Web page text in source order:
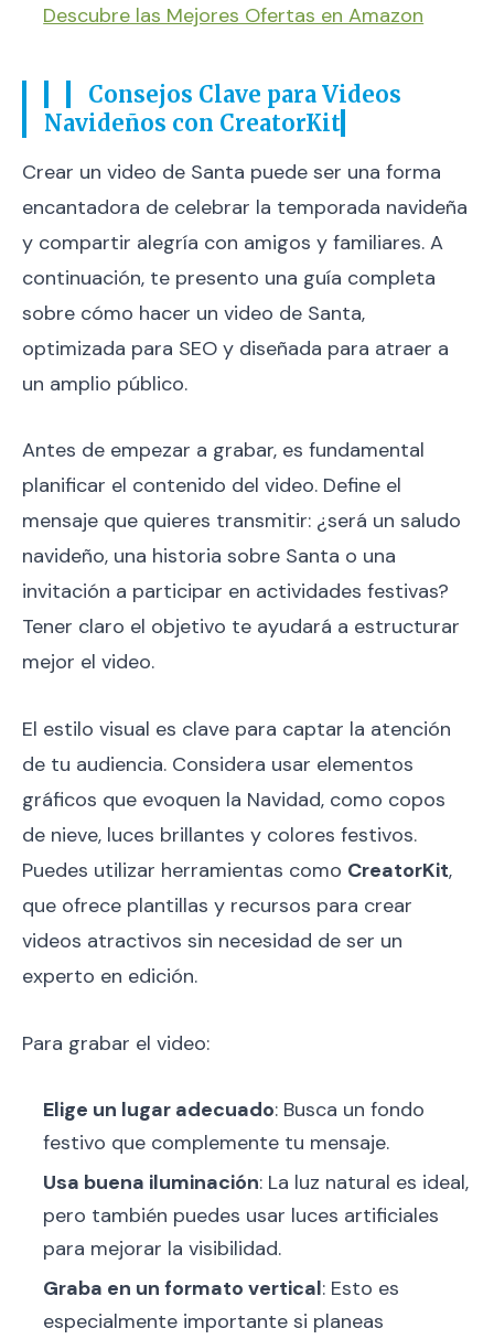
Descubre las Mejores Ofertas en Amazon
Consejos Clave para Videos
Navideños con CreatorKit
Crear un video de Santa puede ser una forma
encantadora de celebrar la temporada navideña
y compartir alegría con amigos y familiares. A
continuación, te presento una guía completa
sobre cómo hacer un video de Santa,
optimizada para SEO y diseñada para atraer a
un amplio público.
Antes de empezar a grabar, es fundamental
planificar el contenido del video. Define el
mensaje que quieres transmitir: ¿será un saludo
navideño, una historia sobre Santa o una
invitación a participar en actividades festivas?
Tener claro el objetivo te ayudará a estructurar
mejor el video.
El estilo visual es clave para captar la atención
de tu audiencia. Considera usar elementos
gráficos que evoquen la Navidad, como copos
de nieve, luces brillantes y colores festivos.
Puedes utilizar herramientas como CreatorKit,
que ofrece plantillas y recursos para crear
videos atractivos sin necesidad de ser un
experto en edición.
Para grabar el video:
Elige un lugar adecuado: Busca un fondo
festivo que complemente tu mensaje.
Usa buena iluminación: La luz natural es ideal,
pero también puedes usar luces artificiales
para mejorar la visibilidad.
Graba en un formato vertical: Esto es
especialmente importante si planeas